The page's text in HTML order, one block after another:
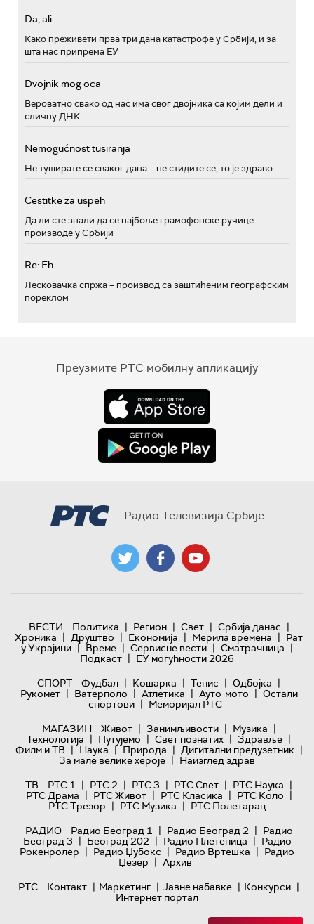
Da, ali...
Како преживети прва три дана катастрофе у Србији, и за
шта нас припрема ЕУ
Dvojnik mog oca
Вероватно свако од нас има свог двојника са којим дели и
сличну ДНК
Nemogućnost tusiranja
Не туширате се сваког дана – не стидите се, то је здраво
Cestitke za uspeh
Да ли сте знали да се најбоље грамофонске ручице
производе у Србији
Re: Eh...
Лесковачка спржа – производ са заштићеним географским
пореклом
Преузмите РТС мобилну апликацију
Радио Телевизија Србије
ВЕСТИ Политика | Регион | Свет | Србија данас |
Хроника | Друштво | Економија | Мерила времена | Рат
у Украјини | Време | Сервисне вести | Сматрачница |
Подкаст | ЕУ могућности 2026
СПОРТ
Фудбал | Кошарка | Тенис | Одбојка |
Рукомет | Ватерполо | Атлетика | Ауто-мото | Остали
спортови | Меморијал РТС
МАГАЗИН
Живот | Занимљивости | Музика |
Технологијa | Путујемо | Свет познатих | Здравље |
Филм и ТВ | Наука | Природа | Дигитални предузетник |
За мале велике хероје | Наизглед здрав
ТВ
РТС 1 | РТС 2 | РТС 3 | РТС Свет | РТС Наука |
РТС Драма | РТС Живот | РТС Класика | РТС Коло |
РТС Трезор | РТС Музика | РТС Полетарац
РАДИО
Радио Београд 1 | Радио Београд 2 | Радио
Београд 3 | Београд 202 | Радио Плетеница | Радио
Рокенролер | Радио Џубокс | Радио Вртешка | Радио
Џезер | Архив
РТС
Контакт | Маркетинг | Јавне набавке | Конкурси |
Интернет портал